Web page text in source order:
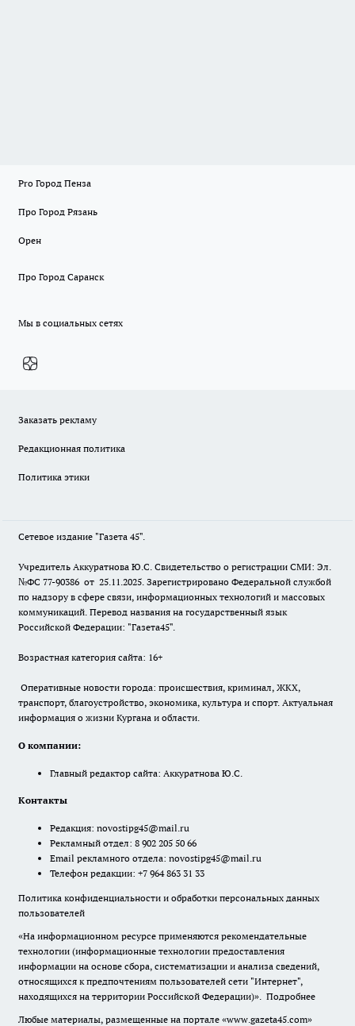
Pro Город Пенза
Про Город Рязань
Орен
Про Город Саранск
Мы в социальных сетях
Заказать рекламу
Редакционная политика
Политика этики
Сетевое издание "Газета 45".
Учредитель Аккуратнова Ю.С. Свидетельство о регистрации СМИ: Эл.
№ФС 77-90386 от 25.11.2025. Зарегистрировано Федеральной службой
по надзору в сфере связи, информационных технологий и массовых
коммуникаций. Перевод названия на государственный язык
Российской Федерации: "Газета45".
Возрастная категория сайта: 16+
Оперативные новости города: происшествия, криминал, ЖКХ,
транспорт, благоустройство, экономика, культура и спорт. Актуальная
информация о жизни Кургана и области.
О компании:
Главный редактор сайта: Аккуратнова Ю.С.
Контакты
Редакция: novostipg45@mail.ru
Рекламный отдел: 8 902 205 50 66
Email рекламного отдела: novostipg45@mail.ru
Телефон редакции: +7 964 863 31 33
Политика конфиденциальности и обработки персональных данных
пользователей
«На информационном ресурсе применяются рекомендательные
технологии (информационные технологии предоставления
информации на основе сбора, систематизации и анализа сведений,
относящихся к предпочтениям пользователей сети "Интернет",
находящихся на территории Российской Федерации)». Подробнее
Любые материалы, размещенные на портале «www.gazeta45.com»